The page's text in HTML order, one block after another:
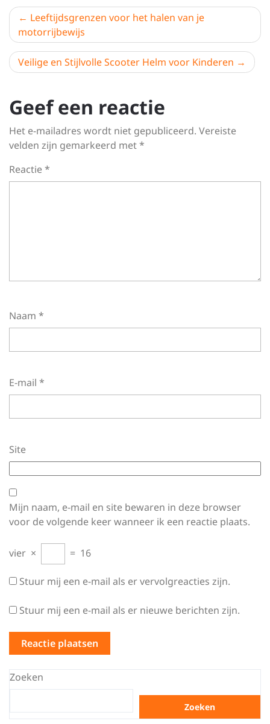
Berichtnavigatie
Leeftijdsgrenzen voor het halen van je
motorrijbewijs
Veilige en Stijlvolle Scooter Helm voor Kinderen
Geef een reactie
Het e-mailadres wordt niet gepubliceerd. Vereiste
velden zijn gemarkeerd met*
Reactie*
Naam *
E-mail *
Site
Mijn naam, e-mail en site bewaren in deze browser
voor de volgende keer wanneer ik een reactie plaats.
vier × = 16
Stuur mij een e-mail als er vervolgreacties zijn.
Stuur mij een e-mail als er nieuwe berichten zijn.
Zoeken
Zoeken